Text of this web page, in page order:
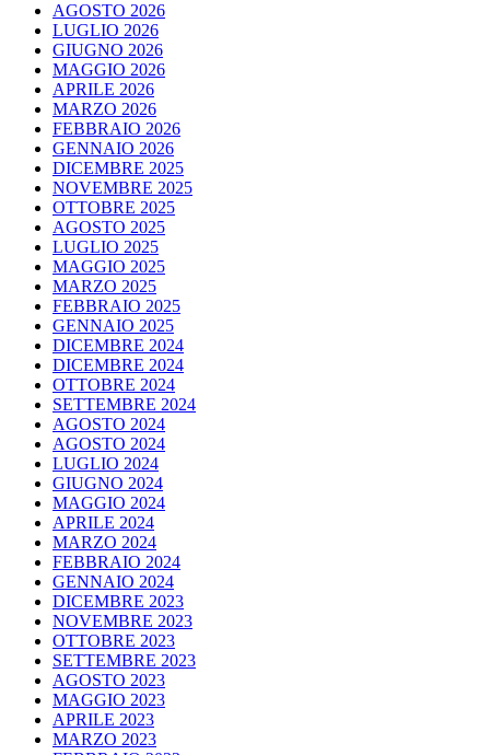
AGOSTO 2026
LUGLIO 2026
GIUGNO 2026
MAGGIO 2026
APRILE 2026
MARZO 2026
FEBBRAIO 2026
GENNAIO 2026
DICEMBRE 2025
NOVEMBRE 2025
OTTOBRE 2025
AGOSTO 2025
LUGLIO 2025
MAGGIO 2025
MARZO 2025
FEBBRAIO 2025
GENNAIO 2025
DICEMBRE 2024
DICEMBRE 2024
OTTOBRE 2024
SETTEMBRE 2024
AGOSTO 2024
AGOSTO 2024
LUGLIO 2024
GIUGNO 2024
MAGGIO 2024
APRILE 2024
MARZO 2024
FEBBRAIO 2024
GENNAIO 2024
DICEMBRE 2023
NOVEMBRE 2023
OTTOBRE 2023
SETTEMBRE 2023
AGOSTO 2023
MAGGIO 2023
APRILE 2023
MARZO 2023